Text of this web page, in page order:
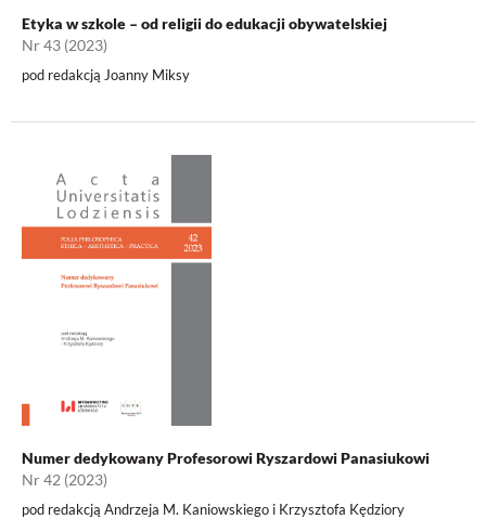
Etyka w szkole – od religii do edukacji obywatelskiej
Nr 43 (2023)
pod redakcją Joanny Miksy
Numer dedykowany Profesorowi Ryszardowi Panasiukowi
Nr 42 (2023)
pod redakcją Andrzeja M. Kaniowskiego i Krzysztofa Kędziory